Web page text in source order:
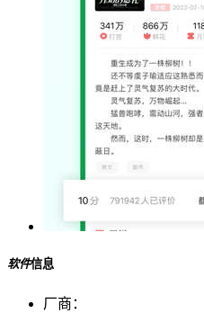
软件信息
厂商：